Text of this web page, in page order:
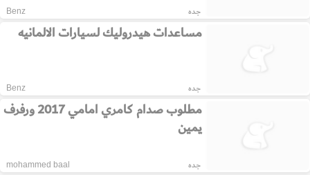
جده Benz
مساعدات هيدروليك لسيارات الالمانيه
جده Benz
مطلوب صدام كامري امامي 2017 ورفرف
يمين
جده mohammed baal